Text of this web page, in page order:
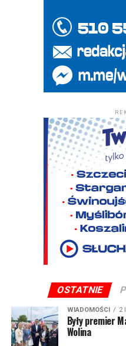
OSTATNIE
WIADOMOŚCI 2
Były premier
Wolina